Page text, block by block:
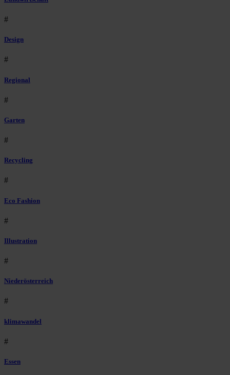
#
Design
#
Regional
#
Garten
#
Recycling
#
Eco Fashion
#
Illustration
#
Niederösterreich
#
klimawandel
#
Essen